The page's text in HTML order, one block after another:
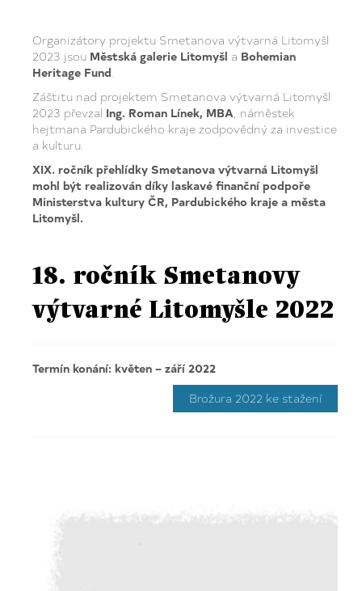
Organizátory projektu Smetanova výtvarná Litomyšl
2023 jsou Městská galerie Litomyšl a Bohemian
Heritage Fund.
Záštitu nad projektem Smetanova výtvarná Litomyšl
2023 převzal Ing. Roman Línek, MBA, náměstek
hejtmana Pardubického kraje zodpovědný za investice
a kulturu.
XIX. ročník přehlídky Smetanova výtvarná Litomyšl
mohl být realizován díky laskavé finanční podpoře
Ministerstva kultury ČR, Pardubického kraje a města
Litomyšl.
18. ročník Smetanovy
výtvarné Litomyšle 2022
Termín konání: květen – září 2022
Brožura 2022 ke stažení